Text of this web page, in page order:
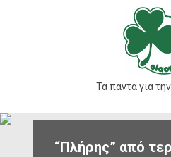
Τα πάντα για
Primary
“Πλήρης” από